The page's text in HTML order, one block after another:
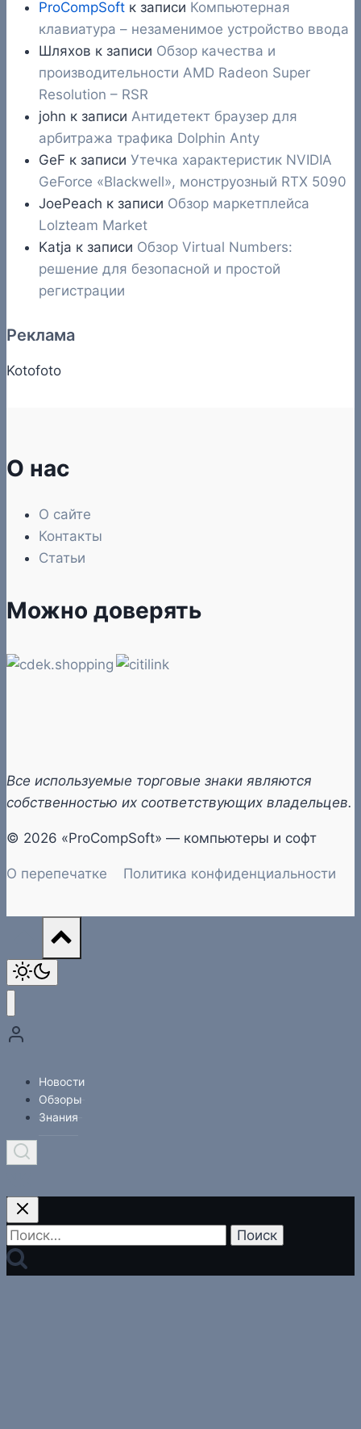
ProCompSoft к записи Компьютерная
клавиатура – незаменимое устройство ввода
Шляхов к записи Обзор качества и
производительности AMD Radeon Super
Resolution – RSR
john к записи Антидетект браузер для
арбитража трафика Dolphin Anty
GeF к записи Утечка характеристик NVIDIA
GeForce «Blackwell», монструозный RTX 5090
JoePeach к записи Обзор маркетплейса
Lolzteam Market
Katja к записи Обзор Virtual Numbers:
решение для безопасной и простой
регистрации
Реклама
Kotofoto
О нас
О сайте
Контакты
Статьи
Можно доверять
Все используемые торговые знаки являются
собственностью их соответствующих владельцев.
© 2026 «ProCompSoft» — компьютеры и софт
О перепечатке Политика конфиденциальности
Новости
Обзоры
Знания
Найти: